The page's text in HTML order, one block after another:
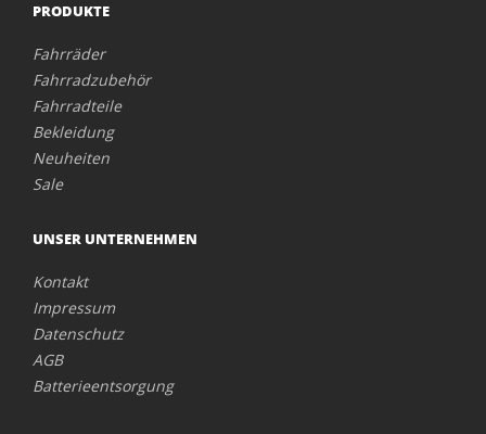
PRODUKTE
Fahrräder
Fahrradzubehör
Fahrradteile
Bekleidung
Neuheiten
Sale
UNSER UNTERNEHMEN
Kontakt
Impressum
Datenschutz
AGB
Batterieentsorgung